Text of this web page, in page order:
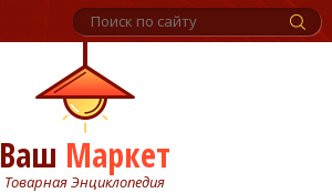
Ваш Маркет
Товарная Энциклопедия